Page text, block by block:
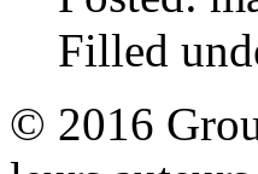
Filled
© 2016